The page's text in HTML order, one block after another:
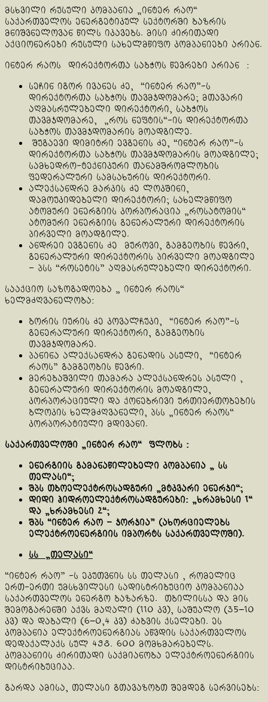
მსხვილი რუსული კომპანია „ინტერ რაო“
საქართველოს ენერგეტიკულ სექტორში ბაზრის
მნიშვნელოვან წილს იკავებს. მისი ძირითადი
აქციონერები რუსული სახელმწიფო კომპანიები არიან.
ინტერ რაოს დირექტორთა საბჭოს წევრები არიან :
სეჩინ იგორ ივანეს ძე, “ინტერ რაო”-ს
დირექტორთა საბჭოს თავმჯდომარე; მთავარი
აღმასრულებელი დირექტორი, საბჭოს
თავმჯდომარე, „როს ნეფტის“-ის დირექტორთა
საბჭოს თავმჯდომარის მოადგილე.
შუგაევი დიმიტრი ევგენის ძე, “ინტერ რაო”-ს
დირექტორთა საბჭოს თავმჯდომარის მოადგილე;
სამხედრო-ტექნიკური თანამშრომლობის
ფედერალური სამსახურის დირექტორი.
ალექსანდრე მარკის ძე ლოკშინი,
დამოუკიდებელი დირექტორი; სახელმწიფო
ატომური ენერგიის კორპორაცია „როსატომის“
ატომური ენერგიის გენერალური დირექტორის
პირველი მოადგილე.
ანდრეი ევგენის ძე მუროვი, გამგეობის წევრი,
გენერალური დირექტორის პირველი მოადგილე
– პსს “როსეტის” აღმასრულებელი დირექტორი.
სააქციო საზოგადოება „ ინტერ რაოს“
ხელმძღვანელობა:
ბორის იურის ძე კოვალჩუკი, “ინტერ რაო”-ს
გენერალური დირექტორი, გამგეობის
თავმჯდომარე.
პანინა ალექსანდრა გენადის ასული, “ინტერ
რაოს” გამგეობის წევრი.
მერებაშვილი თამარა ალექსანდრეს ასული ,
გენერალური დირექტორის მოადგილე,
კორპორაციული და ქონებრივი ურთიერთობების
ბლოკის ხელმძღვანელი, პსს „ინტერ რაოს“
კორპორატიული მდივანი.
საქართველოში „ინტერ რაო“ ფლობს :
ენერგიის გამანაწილებელი კომპანია „ სს
თელასი“;
შპს თბოელექტროსადგური „მტკვარი ენერჯი“;
დიდი ჰიდროელექტროსადგურები: „ხრამხესი 1“
და „ხრამხესი 2“;
შპს “ინტერ რაო – ჯორჯია” (ახორციელებს
ელექტროენერგიის იმპორტს საქართველოში).
სს „თელასი“
“ინტერ რაო” -ს ეკუთვნის სს თელასი , რომელიც
ერთ-ერთი უმსხვილესი სადისტრიბუციო კომპანიაა
საქართველოს ენერგო ბაზარზე. თბილისსა და მის
შემოგარენში აქვს მაღალი (110 კვ), საშუალო (35−10
კვ) და დაბალი (6−0,4 კვ) ძაბვის ქსელები. ეს
კომპანია ელექტროენერგიას აწვდის საქართველოს
დედაქალაქს სულ 498. 600 მომხმარებელს.
კომპანიის ძირითადი საქმიანობა ელექტროენერგიის
დისტრიბუციაა.
გარდა ამისა, თელასი გთავაზობთ შემდეგ სერვისებს: